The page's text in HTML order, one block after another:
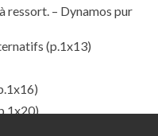
ressort. – Dynamos pur
(p.1x13)